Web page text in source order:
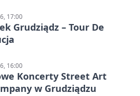
17:00
Grudziądz – Tour De
16:00
Koncerty Street Art
w Grudziądzu